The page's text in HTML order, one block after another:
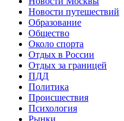
Новости путешествий
Образование
Общество
Около спорта
Отдых в России
Отдых за границей
ПДД
Политика
Происшествия
Психология
Рынки